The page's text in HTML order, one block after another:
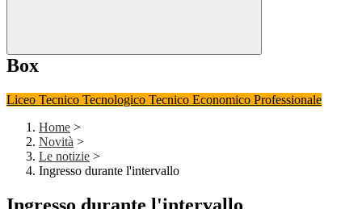
Box
Liceo Tecnico Tecnologico Tecnico Economico Professionale
Home >
Novità >
Le notizie >
Ingresso durante l'intervallo